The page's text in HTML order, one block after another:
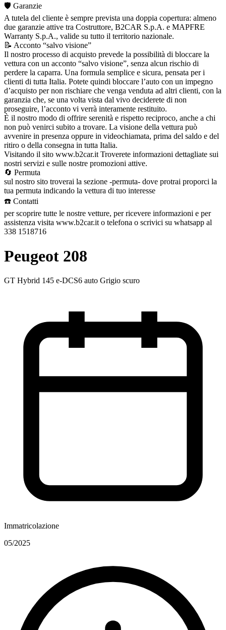
🛡️ Garanzie
A tutela del cliente è sempre prevista una doppia copertura: almeno
due garanzie attive tra Costruttore, B2CAR S.p.A. e MAPFRE
Warranty S.p.A., valide su tutto il territorio nazionale.
📝 Acconto “salvo visione”
Il nostro processo di acquisto prevede la possibilità di bloccare la
vettura con un acconto “salvo visione”, senza alcun rischio di
perdere la caparra. Una formula semplice e sicura, pensata per i
clienti di tutta Italia. Potete quindi bloccare l’auto con un impegno
d’acquisto per non rischiare che venga venduta ad altri clienti, con la
garanzia che, se una volta vista dal vivo deciderete di non
proseguire, l’acconto vi verrà interamente restituito.
È il nostro modo di offrire serenità e rispetto reciproco, anche a chi
non può venirci subito a trovare. La visione della vettura può
avvenire in presenza oppure in videochiamata, prima del saldo e del
ritiro o della consegna in tutta Italia.
Visitando il sito www.b2car.it Troverete informazioni dettagliate sui
nostri servizi e sulle nostre promozioni attive.
🔄 Permuta
sul nostro sito troverai la sezione -permuta- dove protrai proporci la
tua permuta indicando la vettura di tuo interesse
☎️ Contatti
per scoprire tutte le nostre vetture, per ricevere informazioni e per
assistenza visita www.b2car.it o telefona o scrivici su whatsapp al
338 1518716
Peugeot 208
GT Hybrid 145 e-DCS6 auto Grigio scuro
Immatricolazione
05/2025